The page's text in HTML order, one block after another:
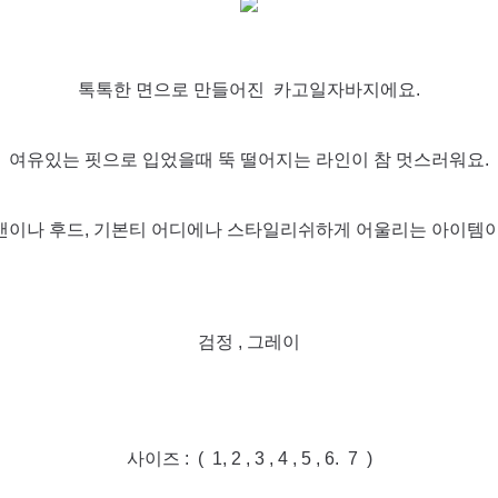
톡톡한 면으로 만들어진 카고일자바지에요.
여유있는 핏으로 입었을때 뚝 떨어지는 라인이 참 멋스러워요.
이나 후드, 기본티 어디에나 스타일리쉬하게 어울리는 아이템
검정 , 그레이
사이즈 : ( 1, 2 , 3 , 4 , 5 , 6. 7 )